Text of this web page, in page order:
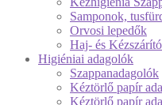
Samponok,
Orvosi lepedők
Haj- és
Higiéniai adagolók
Szappanadagolók
Kéztörlő papír
Kéztörlő papír